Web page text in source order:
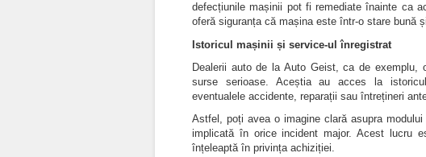
defecțiunile mașinii pot fi remediate înainte ca
oferă siguranța că mașina este într-o stare bună
Istoricul mașinii și service-ul înregistrat
Dealerii auto de la Auto Geist, ca de exemplu,
surse serioase. Aceștia au acces la
eventualele accidente, reparații sau întrețineri
Astfel, poți avea o imagine clară asupra
implicată în orice incident major. Acest lucru
înțeleaptă în privința achiziției.